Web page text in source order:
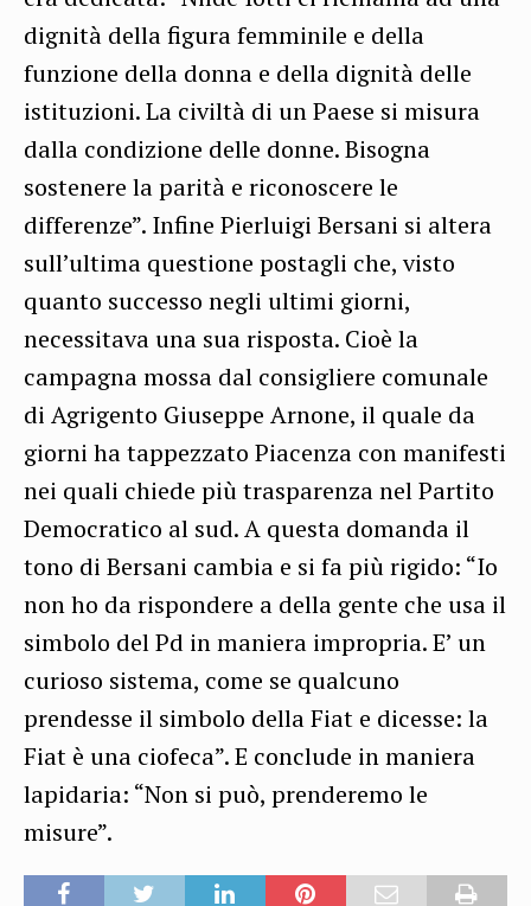
dignità della figura femminile e della
funzione della donna e della dignità delle
istituzioni. La civiltà di un Paese si misura
dalla condizione delle donne. Bisogna
sostenere la parità e riconoscere le
differenze”. Infine Pierluigi Bersani si altera
sull’ultima questione postagli che, visto
quanto successo negli ultimi giorni,
necessitava una sua risposta. Cioè la
campagna mossa dal consigliere comunale
di Agrigento Giuseppe Arnone, il quale da
giorni ha tappezzato Piacenza con manifesti
nei quali chiede più trasparenza nel Partito
Democratico al sud. A questa domanda il
tono di Bersani cambia e si fa più rigido: “Io
non ho da rispondere a della gente che usa il
simbolo del Pd in maniera impropria. E’ un
curioso sistema, come se qualcuno
prendesse il simbolo della Fiat e dicesse: la
Fiat è una ciofeca”. E conclude in maniera
lapidaria: “Non si può, prenderemo le
misure”.